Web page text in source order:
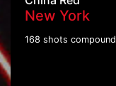
New York
168 shots compound